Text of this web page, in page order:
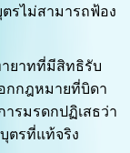
รไม่สามารถฟ้อง
ยาทที่มีสิทธิรับ
กกฎหมายที่บิดา
ารมรดกปฏิเสธว่า
ตรที่แท้จริง